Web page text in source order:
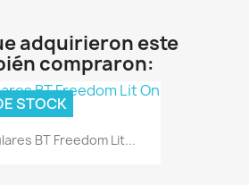
adquirieron este
compraron:
BT Freedom Lit...
STOCK